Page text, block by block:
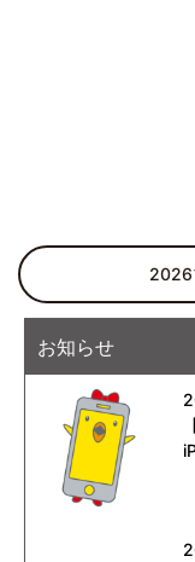
2026
お知らせ